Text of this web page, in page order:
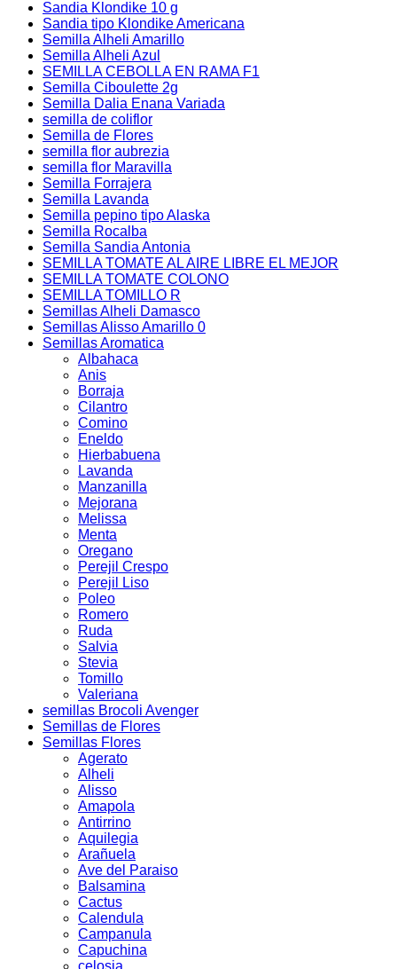
Sandia Klondike 10 g
Sandia tipo Klondike Americana
Semilla Alheli Amarillo
Semilla Alheli Azul
SEMILLA CEBOLLA EN RAMA F1
Semilla Ciboulette 2g
Semilla Dalia Enana Variada
semilla de coliflor
Semilla de Flores
semilla flor aubrezia
semilla flor Maravilla
Semilla Forrajera
Semilla Lavanda
Semilla pepino tipo Alaska
Semilla Rocalba
Semilla Sandia Antonia
SEMILLA TOMATE AL AIRE LIBRE EL MEJOR
SEMILLA TOMATE COLONO
SEMILLA TOMILLO R
Semillas Alheli Damasco
Semillas Alisso Amarillo 0
Semillas Aromatica
Albahaca
Anis
Borraja
Cilantro
Comino
Eneldo
Hierbabuena
Lavanda
Manzanilla
Mejorana
Melissa
Menta
Oregano
Perejil Crespo
Perejil Liso
Poleo
Romero
Ruda
Salvia
Stevia
Tomillo
Valeriana
semillas Brocoli Avenger
Semillas de Flores
Semillas Flores
Agerato
Alheli
Alisso
Amapola
Antirrino
Aquilegia
Arañuela
Ave del Paraiso
Balsamina
Cactus
Calendula
Campanula
Capuchina
celosia